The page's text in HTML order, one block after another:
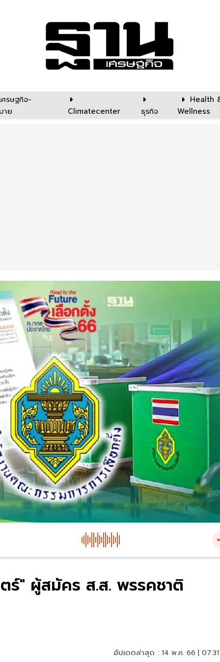
ศรษฐกิจ-
าย
Climatecenter ธุรกิจ
Health
Wellness
ร์" ผู้สมัคร ส.ส. พรรคชาติ
อัปเดตล่าสุด : 14 พ.ค. 66 |